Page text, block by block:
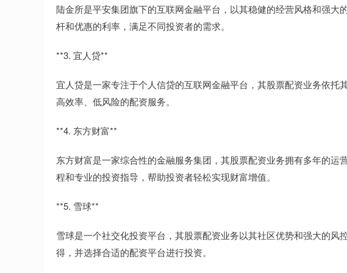
陆金所是平安集团旗下的互联网金融平台，以其稳健的经营风格和强大
杆和优惠的利率，满足不同投资者的需求。
**3. 宜人贷**
宜人贷是一家专注于个人信贷的互联网金融平台，其股票配资业务依托
高效率、低风险的配资服务。
**4. 东方财富**
东方财富是一家综合性的金融服务集团，其股票配资业务拥有多年的
程和专业的投资指导，帮助投资者轻松实现财富增值。
**5. 雪球**
雪球是一个社交化投资平台，其股票配资业务以其社区优势和强大的风
得，并选择合适的配资平台进行投资。